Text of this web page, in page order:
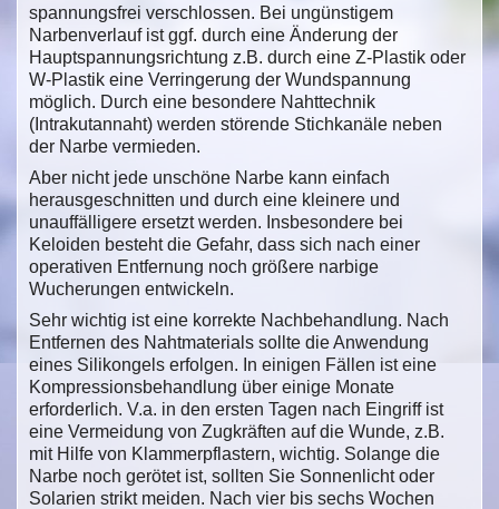
spannungsfrei verschlossen. Bei ungünstigem
Narbenverlauf ist ggf. durch eine Änderung der
Hauptspannungsrichtung z.B. durch eine Z-Plastik oder
W-Plastik eine Verringerung der Wundspannung
möglich. Durch eine besondere Nahttechnik
(Intrakutannaht) werden störende Stichkanäle neben
der Narbe vermieden.
Aber nicht jede unschöne Narbe kann einfach
herausgeschnitten und durch eine kleinere und
unauffälligere ersetzt werden. Insbesondere bei
Keloiden besteht die Gefahr, dass sich nach einer
operativen Entfernung noch größere narbige
Wucherungen entwickeln.
Sehr wichtig ist eine korrekte Nachbehandlung. Nach
Entfernen des Nahtmaterials sollte die Anwendung
eines Silikongels erfolgen. In einigen Fällen ist eine
Kompressionsbehandlung über einige Monate
erforderlich. V.a. in den ersten Tagen nach Eingriff ist
eine Vermeidung von Zugkräften auf die Wunde, z.B.
mit Hilfe von Klammerpflastern, wichtig. Solange die
Narbe noch gerötet ist, sollten Sie Sonnenlicht oder
Solarien strikt meiden. Nach vier bis sechs Wochen